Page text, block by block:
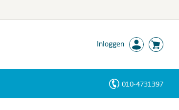
Inloggen
010-4731397